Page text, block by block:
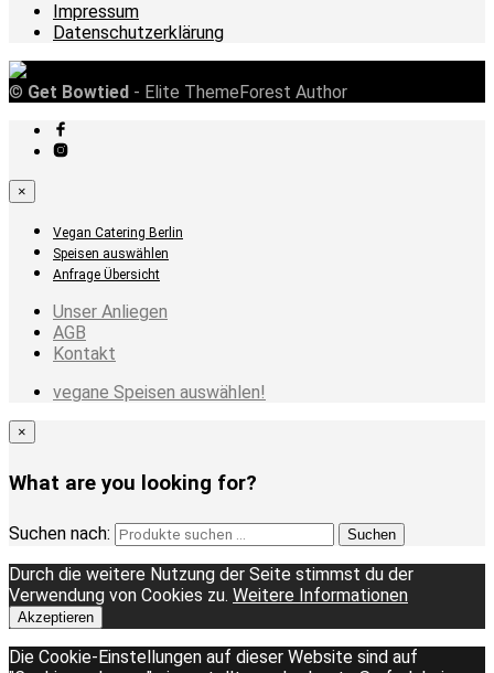
Impressum
Datenschutzerklärung
© Get Bowtied - Elite ThemeForest Author
×
Vegan Catering Berlin
Speisen auswählen
Anfrage Übersicht
Unser Anliegen
AGB
Kontakt
vegane Speisen auswählen!
×
What are you looking for?
Suchen nach: Suchen
Durch die weitere Nutzung der Seite stimmst du der
Verwendung von Cookies zu. Weitere Informationen
Akzeptieren
Die Cookie-Einstellungen auf dieser Website sind auf